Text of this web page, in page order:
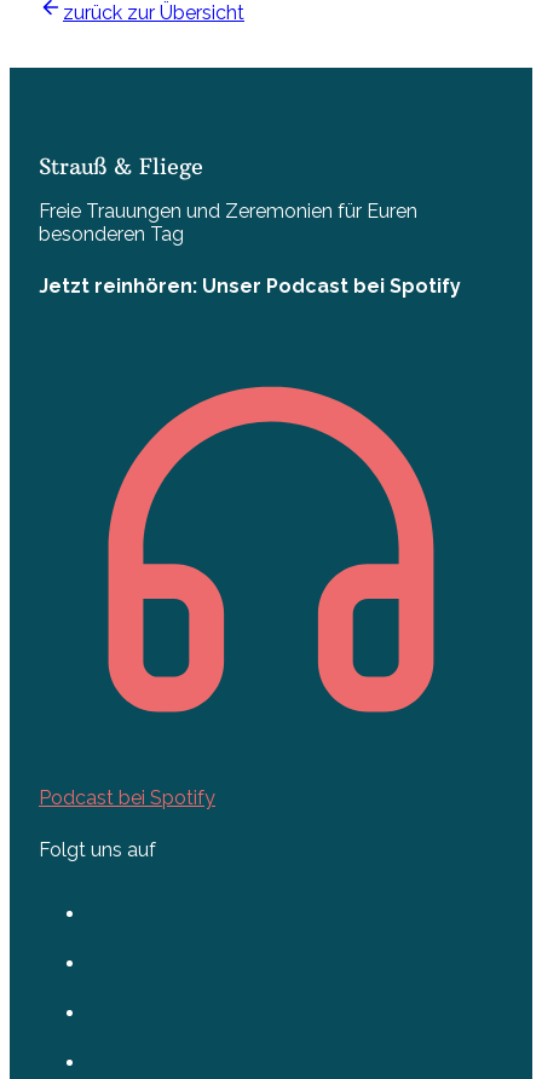
zurück zur Übersicht
Strauß & Fliege
Freie Trauungen und Zeremonien für Euren
besonderen Tag
Jetzt reinhören: Unser Podcast bei Spotify
Podcast bei Spotify
Folgt uns auf